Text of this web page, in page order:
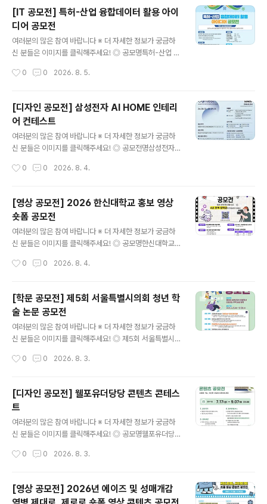
작품규격유형 : 저작권 걱정 없는 순수 창작 콘텐츠시간 : 3
0초~90초 (60초 이내 권장)규격 : 16:9 가로형 또는 세로
형 영상형식 : 표준 영상파일 형식(MP4, MOV, AVI 등)해
상도 : 1920×1080px 또는 1080×1920px ◎ 접수방
법① 필수 해시태그와 함께 개인 SNS 업로드[ 필수 해시
제출서류 작성 후 이메일 제출[ 제출..
[IT 공모전] 특허-산업 융합데이터 활용 아이
디어 공모전
여러분의 많은 참여 바랍니다 ※ 더 자세한 정보가 궁금하
신 분들은 이미지를 클릭해주세요! ◎ 공모명특허-산업 융
인공지능 분류모델을 활용하여 개별 특허가 어떤 산업에
(원)생 (대표자 포함 4인 이내 팀 구성) ◎ 일 정○ 2026.
7.23. ~ 9. 11. 접수 기간○ 2026. 9.28. ~ 11. 13. 결과물
제출○ 2026. 11.16. ~ 11. 20. 1차 심사○ 2026. 11.21.
~ 11. 27. 발표 자료 제출○ 2026. 12.02. 2차 심사○ 2
026. 12월 중 시상식 진..
0 0 2026. 8. 5.
[디자인 공모전] 삼성전자 AI HOME 인테리
어 컨테스트
여러분의 많은 참여 바랍니다 ※ 더 자세한 정보가 궁금하
신 분들은 이미지를 클릭해주세요! ◎ 공모전명삼성전자
Contest 삼성전자 AI 기반 주거 공간 디자인 공모전 ◎
인사업자 소속) ◎ 공모주제Space for AI, Design for
Life(AI 가전을 품은 주거 공간 디자인) ◎ 공모 분야(택1)
1. AI키친: 냉장고, 후드일체형 인덕션, AI 스팀, 식기세척
기 등 주방 설계2. AI리빙 : TV, 시스템에어컨, 공기청정기
등 거실 설계※ 자세한 제품 AI 기능과 가이드 팁은 삼성 비
01~09.18수상자 발..
0 0 2026. 8. 4.
[영상 공모전] 2026 한신대학교 홍보 영상
숏폼 공모전
여러분의 많은 참여 바랍니다 ※ 더 자세한 정보가 궁금하
신 분들은 이미지를 클릭해주세요! ◎ 공모명한신대학교
(브랜드 광고, 입시 홍보, 캠퍼스 소개 등 형식 자유) ◎ 응
학생 및 이에 준하는 연령의 청소년 모두 참여 가능(중고등
학교·대안학교·비인가 교육기관·해외학교 재학생 및 검정
고시 준비생 등 포함) ◎ 공모일정- 접수: 2026.7.20(월)
~8.18(화) - 발표: 9월 말 예정(한신대 홈페이지 및 개별
연락) - 발표 후 시상식 진행 예정(수상자는 필수 참여) -
있습니다. ◎ 출품형식30-60초 길이의 MP4 영상..
0 0 2026. 8. 4.
[학문 공모전] 제5회 서울특별시의회 청년 학
술 논문 공모전
여러분의 많은 참여 바랍니다 ※ 더 자세한 정보가 궁금하
신 분들은 이미지를 클릭해주세요! ◎ 제5회 서울특별시의
어나갈 새로운 주역인 청년들이 우리사회가 직면한 문제에
고 참신한 제안을 발굴하고자 매년 우수 학술 논문을 공모·
선정하여 오고 있습니다. 올해에도 청년 여러분들의 많은
참여를 바랍니다. ◎ 공모주제청년과 신혼부부가 희망하고
선호하는 주택 공급 방향 ◎ 응모자격사회현안에 관심있는
19세 이상 ~ 39세 이하 청년※ ‘서울특별시 청년 기본 조
10. 1. ~ 2006. 9. 30. 출생한 사람 ◎ 응모방법단독 또는
0 0 2026. 8. 3.
[디자인 공모전] 웰포유더당당 콘텐츠 콘테스
트
여러분의 많은 참여 바랍니다 ※ 더 자세한 정보가 궁금하
신 분들은 이미지를 클릭해주세요! ◎ 공모명웰포유더당당
AI활용 가능합니다. ◎ 참가자격대한민국 국민 누구나개
17(금) ~ 9. 7(월) 23:00까지 ◎ 발표일26.9.11(금) ◎
공모 부문이미지｜카드뉴스, 자작시·시화, 인스타툰 등영
0 0 2026. 8. 3.
[영상 공모전] 2026년 에이즈 및 성매개감